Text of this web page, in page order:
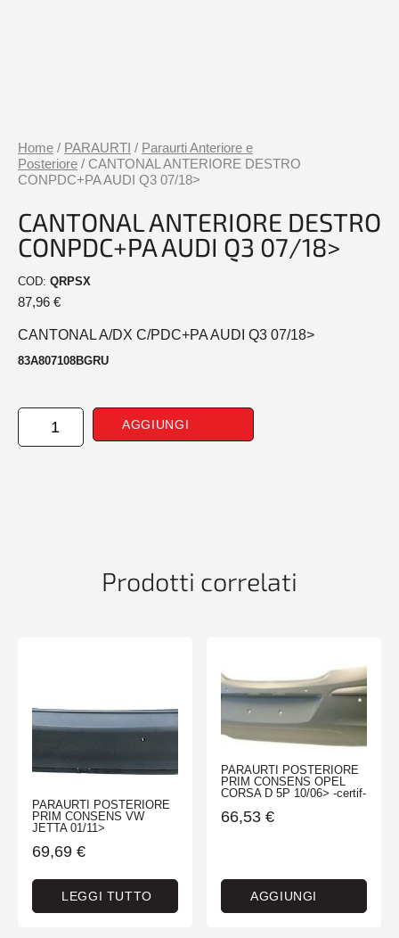
Home / PARAURTI / Paraurti Anteriore e
Posteriore / CANTONAL ANTERIORE DESTRO
CONPDC+PA AUDI Q3 07/18>
CANTONAL ANTERIORE DESTRO
CONPDC+PA AUDI Q3 07/18>
COD: QRPSX
87,96 €
CANTONAL A/DX C/PDC+PA AUDI Q3 07/18>
83A807108BGRU
CANTONAL
ANTERIORE
AGGIUNGI
Prodotti correlati
PARAURTI POSTERIORE
PRIM CONSENS VW
JETTA 01/11>
69,69 €
LEGGI TUTTO
PARAURTI POSTERIORE
PRIM CONSENS OPEL
CORSA D 5P 10/06> -certif-
66,53 €
AGGIUNGI